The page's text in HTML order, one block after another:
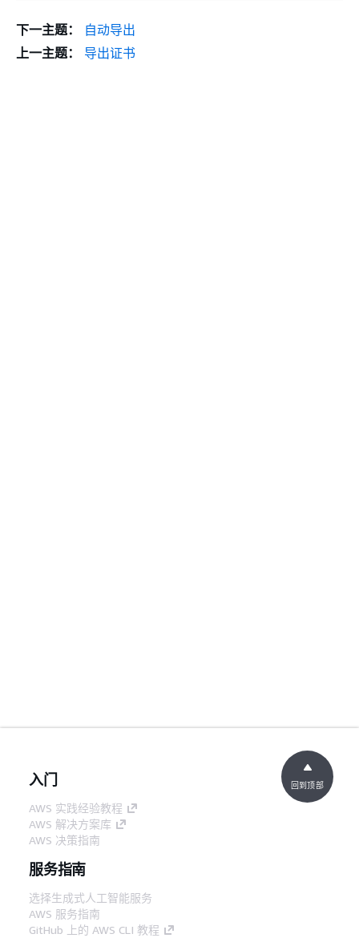
下一主题：
自动导出
上一主题：
导出证书
入门
AWS 实践经验教程
AWS 解决方案库
AWS 决策指南
服务指南
选择生成式人工智能服务
AWS 服务指南
GitHub 上的 AWS CLI 教程
回到顶部